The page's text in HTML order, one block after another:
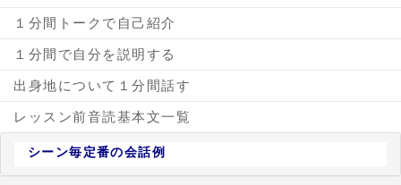
１分間トークで自己紹介
１分間で自分を説明する
出身地について１分間話す
レッスン前音読基本文一覧
シーン毎定番の会話例